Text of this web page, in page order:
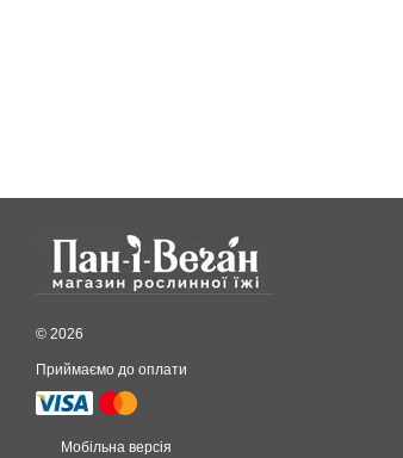
© 2026
Приймаємо до оплати
Мобільна версія